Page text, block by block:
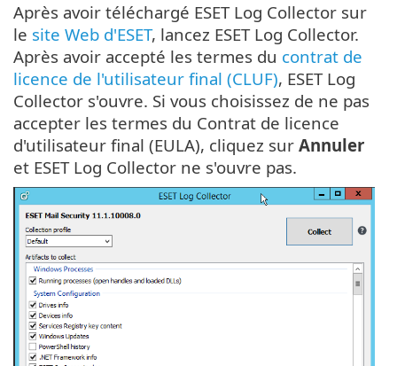
Après avoir téléchargé ESET Log Collector sur
le site Web d'ESET, lancez ESET Log Collector.
Après avoir accepté les termes du contrat de
licence de l'utilisateur final (CLUF), ESET Log
Collector s'ouvre. Si vous choisissez de ne pas
accepter les termes du Contrat de licence
d'utilisateur final (EULA), cliquez sur Annuler
et ESET Log Collector ne s'ouvre pas.